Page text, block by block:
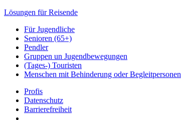
Lösungen für Reisende
Für Jugendliche
Senioren (65+)
Pendler
Gruppen un Jugendbewegungen
(Tages-) Touristen
Menschen mit Behinderung oder Begleitpersonen
Profis
Datenschutz
Barrierefreiheit